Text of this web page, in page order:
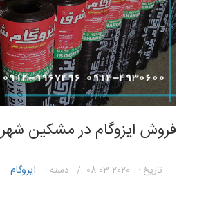
فروش ایزوگام در مشکین شهر
تاریخ : 2020-03-08 / دسته : ایزوگام